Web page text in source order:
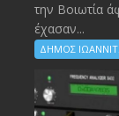
την Bοιωτία
έχασαν...
ΔΗΜΟΣ